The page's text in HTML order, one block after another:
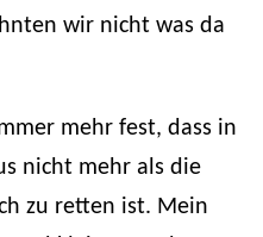
wir nicht was da
mehr fest, dass in
nicht mehr als die
zu retten ist. Mein